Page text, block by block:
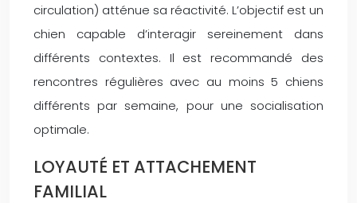
circulation) atténue sa réactivité. L’objectif est un
chien capable d’interagir sereinement dans
différents contextes. Il est recommandé des
rencontres régulières avec au moins 5 chiens
différents par semaine, pour une socialisation
optimale.
LOYAUTÉ ET ATTACHEMENT
FAMILIAL